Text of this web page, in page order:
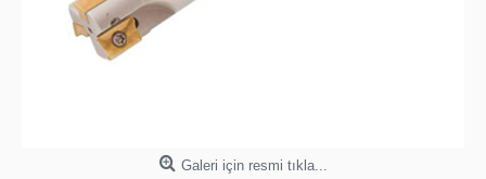
Galeri için resmi tıkla...